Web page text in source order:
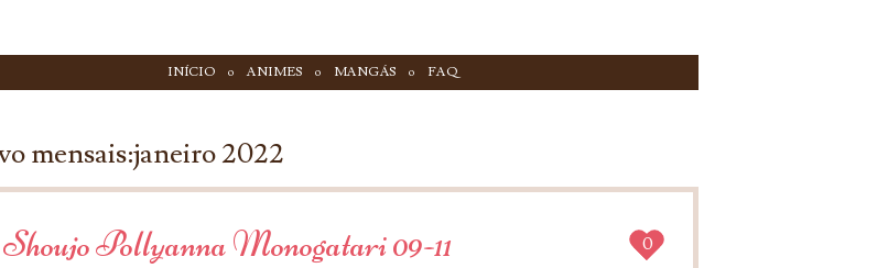
INÍCIO ANIMES MANGÁS FAQ
mensais:janeiro 2022
Pollyanna Monogatari 09-11 0